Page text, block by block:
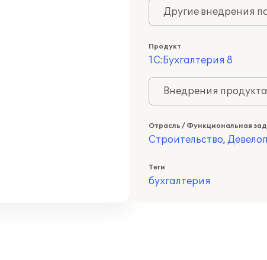
Другие внедрения
Продукт
1С:Бухгалтерия 8
Внедрения
Отрасль / Функциональная
Строительство,
Теги
бухгалтерия